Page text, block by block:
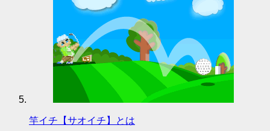
竿イチ【サオイチ】とは